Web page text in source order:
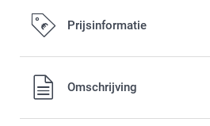
Prijsinformatie
Alle prijzen zijn in EURO (€)
verzendkosten.Omschrijving